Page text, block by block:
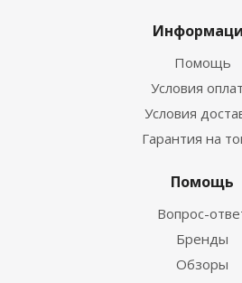
Помощь
Условия
Условия
Гарантия на
Помощь
Вопрос-
Бренды
Обзоры